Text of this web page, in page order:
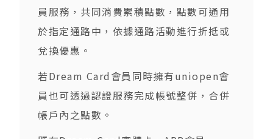
員服務，共同消費累積點數，點數可通用
於指定通路中，依據通路活動進行折抵或
兌換優惠。
若Dream Card會員同時擁有uniopen會
員也可透過認證服務完成帳號整併，合併
帳戶內之點數。